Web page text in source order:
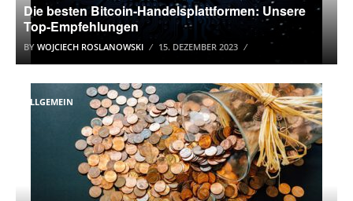
Die besten Bitcoin-Handelsplattformen: Unsere
Top-Empfehlungen
BY WOJCIECH ROSLANOWSKI 15. DEZEMBER 2023
ALLGEMEIN